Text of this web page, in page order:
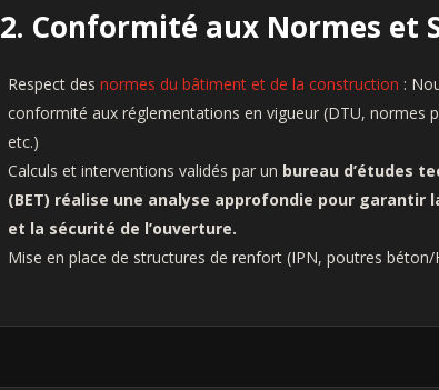
2. Conformité aux Normes et
Respect des normes du bâtiment et de la construction :
conformité aux réglementations en vigueur (DTU, normes
etc.)
Calculs et interventions validés par un bureau d’études
(BET) réalise une analyse approfondie pour garantir
et la sécurité de l’ouverture.
Mise en place de structures de renfort (IPN, poutres béton/